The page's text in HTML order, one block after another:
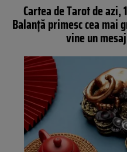
Cartea de Tarot de
Balanță primesc cea mai
vine un